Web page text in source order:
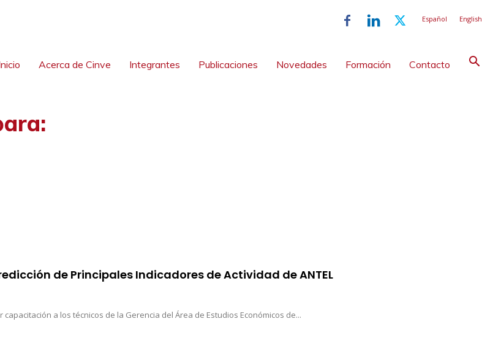
Español English
Acerca de Cinve Integrantes Publicaciones Novedades Formación Contacto
de Principales Indicadores de Actividad de ANTEL
a los técnicos de la Gerencia del Área de Estudios Económicos de...